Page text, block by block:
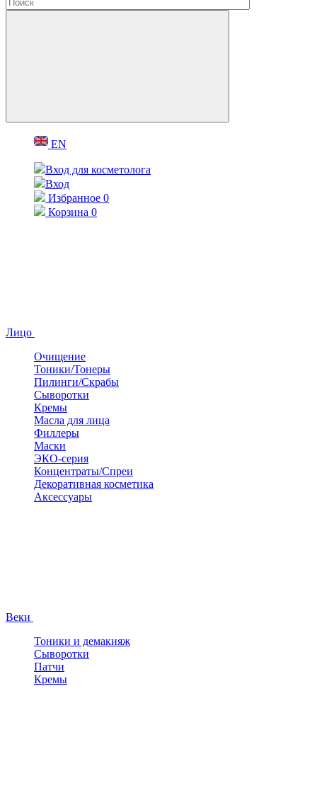
EN
Вход для косметолога
Вход
Избранное 0
Корзина 0
Лицо
Очищение
Тоники/Тонеры
Пилинги/Скрабы
Сыворотки
Кремы
Масла для лица
Филлеры
Маски
ЭКО-серия
Концентраты/Спреи
Декоративная косметика
Аксессуары
Веки
Тоники и демакияж
Сыворотки
Патчи
Кремы